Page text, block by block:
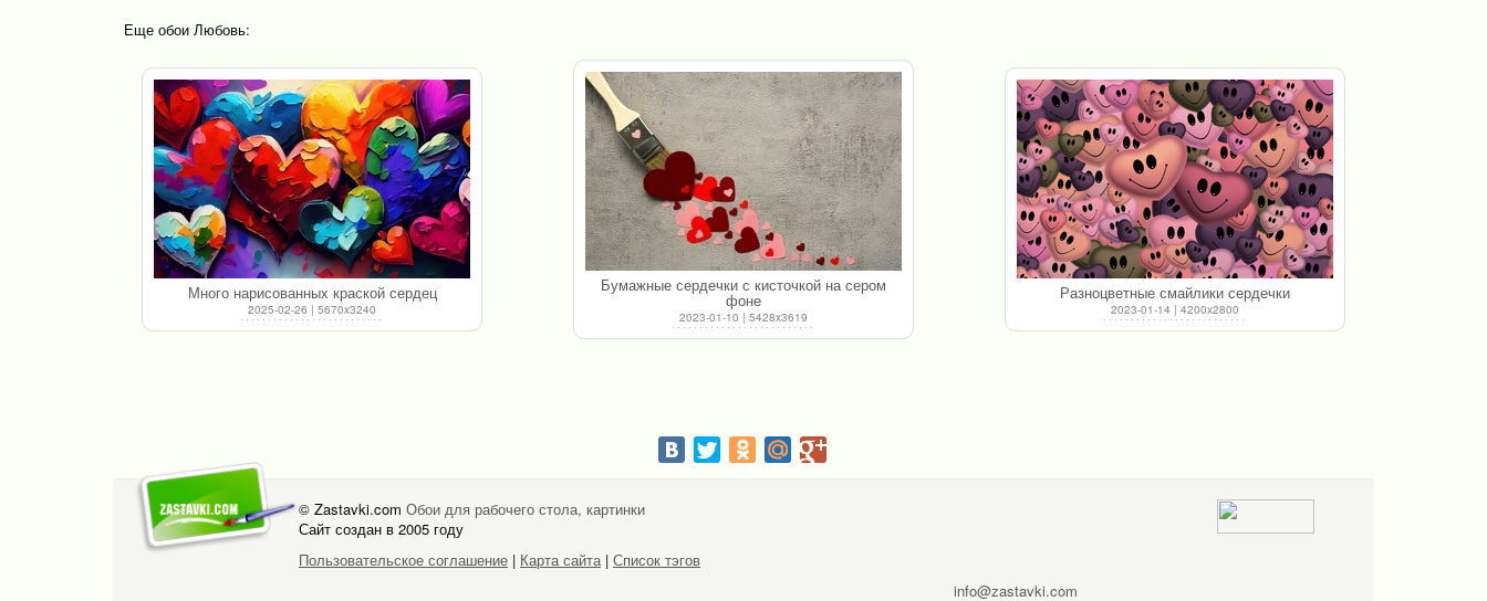
Еще обои Любовь:
Много нарисованных краской сердец
2025-02-26 | 5670x3240
Бумажные сердечки с кисточкой на сером
фоне
2023-01-10 | 5428x3619
Разноцветные смайлики сердечки
2023-01-14 | 4200x2800
© Zastavki.com Обои для рабочего стола, картинки
Сайт создан в 2005 году
Пользовательское соглашение | Карта сайта | Список тэгов
info@zastavki.com